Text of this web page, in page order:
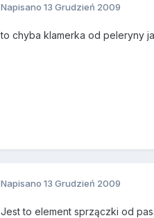
Napisano13 Grudzień 2009
to chyba klamerka od peleryny
Napisano13 Grudzień 2009
Jest to element sprzączki od